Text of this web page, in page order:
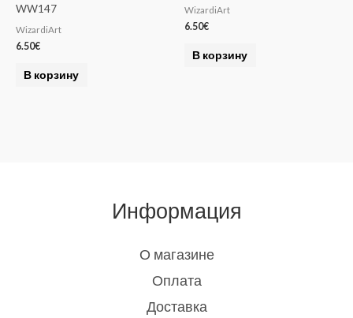
WW147
WizardiArt
6.50€
В корзину
WizardiArt
6.50€
В корзину
Информация
О магазине
Оплата
Доставка